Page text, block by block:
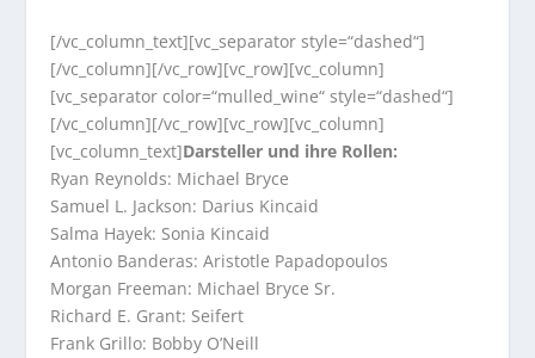
[/vc_column_text][vc_separator style=“dashed“]
[/vc_column][/vc_row][vc_row][vc_column]
[vc_separator color=“mulled_wine“ style=“dashed“]
[/vc_column][/vc_row][vc_row][vc_column]
[vc_column_text]Darsteller und ihre Rollen:
Ryan Reynolds: Michael Bryce
Samuel L. Jackson: Darius Kincaid
Salma Hayek: Sonia Kincaid
Antonio Banderas: Aristotle Papadopoulos
Morgan Freeman: Michael Bryce Sr.
Richard E. Grant: Seifert
Frank Grillo: Bobby O’Neill